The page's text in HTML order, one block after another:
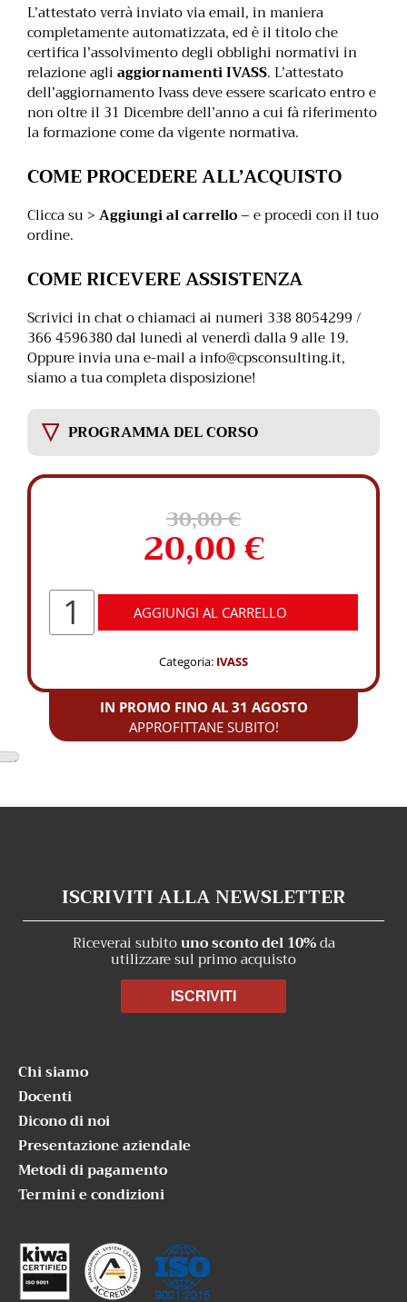
L’attestato verrà inviato via email, in maniera
completamente automatizzata, ed è il titolo che
certifica l’assolvimento degli obblighi normativi in
relazione agliaggiornamenti IVASS. L’attestato
dell’aggiornamento Ivass deve essere scaricato entro e
non oltre il 31 Dicembre dell’anno a cui fà riferimento
la formazione come da vigente normativa.
COME PROCEDERE ALL’ACQUISTO
Clicca su >Aggiungi al carrello– e procedi con il tuo
ordine.
COME RICEVERE ASSISTENZA
Scrivici in chat o chiamaci ai numeri 338 8054299 /
366 4596380 dal lunedì al venerdì dalla 9 alle 19.
Oppure invia una e-mail ainfo@cpsconsulting.it,
siamo a tua completa disposizione!
PROGRAMMA DEL CORSO
30,00€
prezzo
originale
era:
30,00 €.
20,00€
è:
Aggiornamento
AGGIUNGI AL CARRELLO
Categoria: IVASS
IN PROMO FINO AL 31 AGOSTO
APPROFITTANE SUBITO!
ISCRIVITI ALLA NEWSLETTER
Riceverai subitouno sconto del 10%da
utilizzare sul primo acquisto
ISCRIVITI
Chi siamo
Docenti
Dicono di noi
Presentazione aziendale
Metodi di pagamento
Termini e condizioni